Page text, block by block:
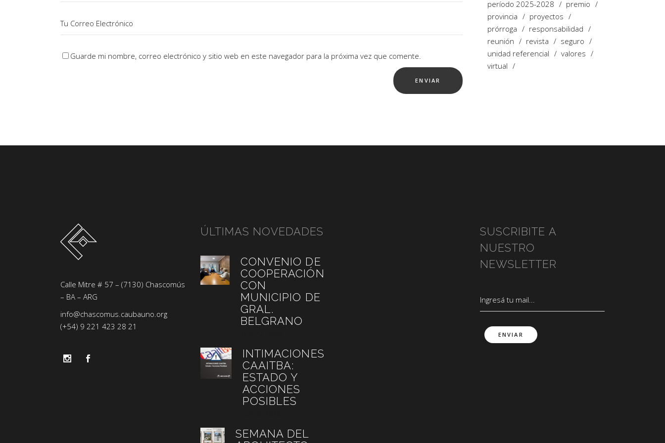
Guarde mi nombre, correo electrónico y sitio web en este navegador para la próxima vez que comente.
período 2025-2028
premio
provincia
proyectos
prórroga
responsabilidad
reunión
revista
seguro
unidad referencial
valores
virtual
Calle Mitre # 57 – (7130) Chascomús
– BA – ARG
info@chascomus.caubauno.org
(+54) 9 221 423 28 21
ÚLTIMAS NOVEDADES
CONVENIO DE
COOPERACIÓN
CON
MUNICIPIO DE
GRAL.
BELGRANO
INTIMACIONES
CAAITBA:
ESTADO Y
ACCIONES
POSIBLES
SEMANA DEL
SUSCRIBITE A
NUESTRO
NEWSLETTER